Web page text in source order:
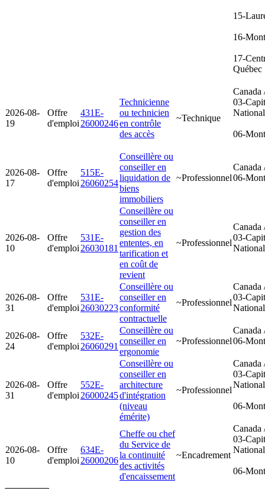
15-
16-
17-
Québec
2026-08-
19
Offre
d'emploi
431E-
26000246
Technicienne
ou technicien
en contrôle
des accès
~Technique
Canada
03-
06-
2026-08-
17
Offre
d'emploi
515E-
26060254
Conseillère ou
conseiller en
liquidation de
biens
immobiliers
~Professionnel
Canada
06-
2026-08-
10
Offre
d'emploi
531E-
26030181
Conseillère ou
conseiller en
gestion des
ententes, en
tarification et
en coût de
revient
~Professionnel
Canada
03-
2026-08-
31
Offre
d'emploi
531E-
26030223
Conseillère ou
conseiller en
conformité
contractuelle
~Professionnel
Canada
03-
2026-08-
24
Offre
d'emploi
532E-
26060291
Conseillère ou
conseiller en
ergonomie
~Professionnel
Canada
06-
2026-08-
31
Offre
d'emploi
552E-
26000245
Conseillère ou
conseiller en
architecture
d'intégration
(niveau
émérite)
~Professionnel
Canada
03-
06-
2026-08-
10
Offre
d'emploi
634E-
26000206
Cheffe ou chef
du Service de
la continuité
des activités
d'encaissement
~Encadrement
Canada
03-
06-